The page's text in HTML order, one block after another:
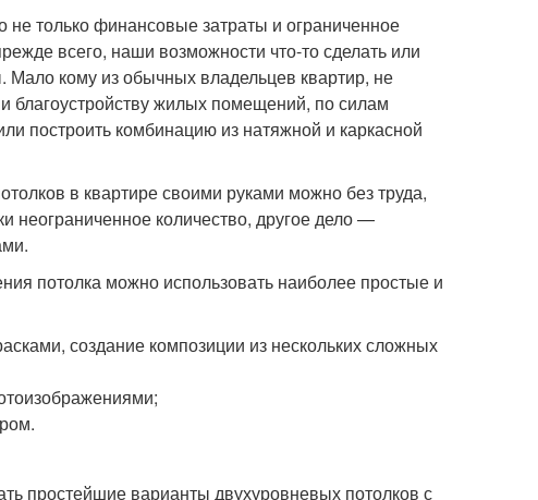
только финансовые затраты и ограниченное
всего, наши возможности что-то сделать или
кому из обычных владельцев квартир, не
благоустройству жилых помещений, по силам
построить комбинацию из натяжной и каркасной
в квартире своими руками можно без труда,
неограниченное количество, другое дело —
потолка можно использовать наиболее простые и
создание композиции из нескольких сложных
простейшие варианты двухуровневых потолков с